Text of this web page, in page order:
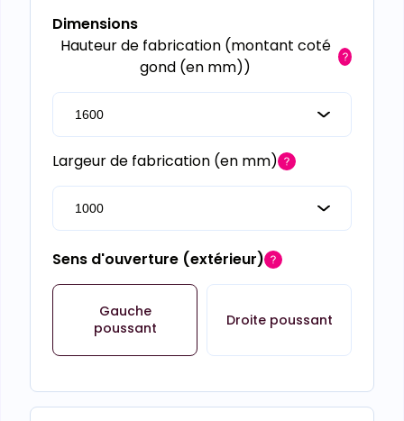
Dimensions
Hauteur de fabrication (montant coté
gond (en mm))
Largeur de fabrication (en mm)
Sens d'ouverture (extérieur)
Gauche
poussant
Droite poussant